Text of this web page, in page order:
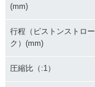
(mm)
行程（ピストンストロー
ク）(mm)
圧縮比（:1）